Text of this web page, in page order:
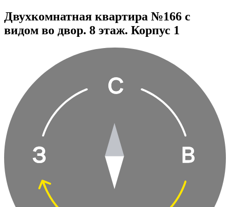
Двухкомнатная квартира №166 с
видом во двор. 8 этаж. Корпус 1